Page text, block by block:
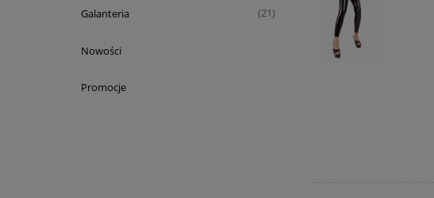
Galanteria (21)
Nowości
Promocje